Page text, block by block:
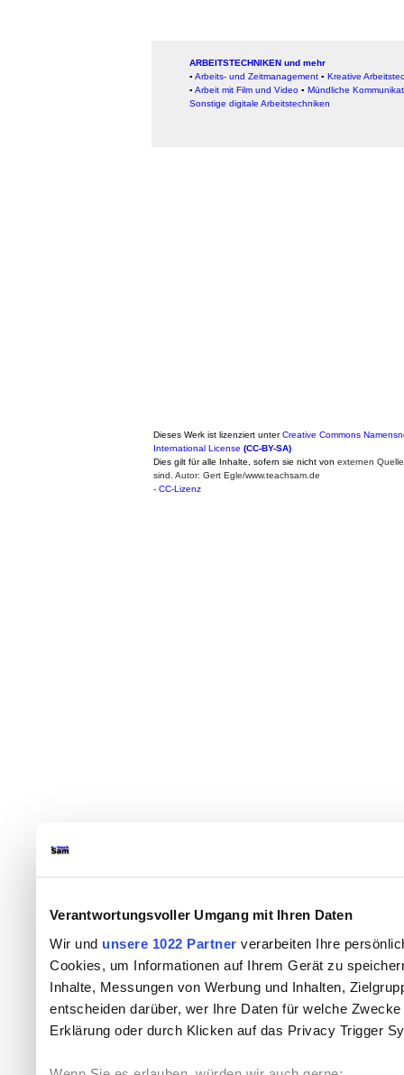
Verantwortungsvoller Umgang mit Ihren Daten
Wir und unsere 1022 Partner verarbeiten Ihre
Cookies, um Informationen auf Ihrem Gerät zu
Inhalte, Messungen von Werbung und Inhalten,
entscheiden darüber, wer Ihre Daten für welche
Erklärung oder durch Klicken auf das Privacy Trigger
ARBEITSTECHNIKEN und mehr
▪ Arbeits- und Zeitmanagement ▪ Kreative
▪ Arbeit mit Film und Video ▪ Mündliche
Sonstige digitale Arbeitstechniken
Dieses Werk ist lizenziert unterCreative Commons
International License (CC-BY-SA)
Dies gilt für alle Inhalte, sofern sie nicht von externen
sind. Autor: Gert Egle/www.teachsam.de
- CC-Lizenz